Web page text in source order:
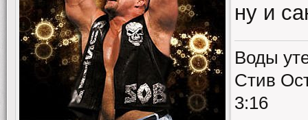
ну и
Воды
Стив
3:16